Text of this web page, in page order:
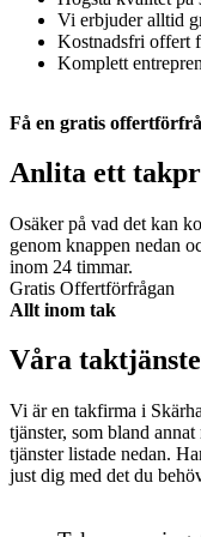
Vi erbjuder alltid
Kostnadsfri offert
Komplett
Få en gratis
Anlita ett
Osäker på vad det kan
genom knappen nedan
inom 24 timmar.
Gratis Offertförfrågan
Allt inom tak
Våra
Vi är en takfirma i
tjänster, som bland
tjänster listade nedan.
just dig med det du